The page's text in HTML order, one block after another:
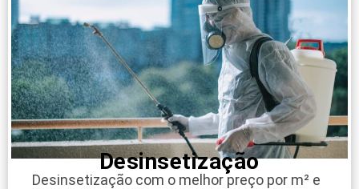
Desinsetização
Desinsetização com o melhor preço por m² e